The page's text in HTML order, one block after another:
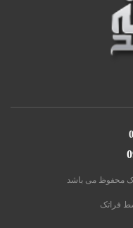
محفوظ می باشد
فراتک